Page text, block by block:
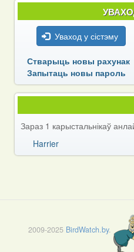
Уваход у сістэму
Стварыць новы рахунак
Запытаць новы пароль
Зараз 1 карыстальнікаў
Harrier
2009-2025 BirdWatch.by.